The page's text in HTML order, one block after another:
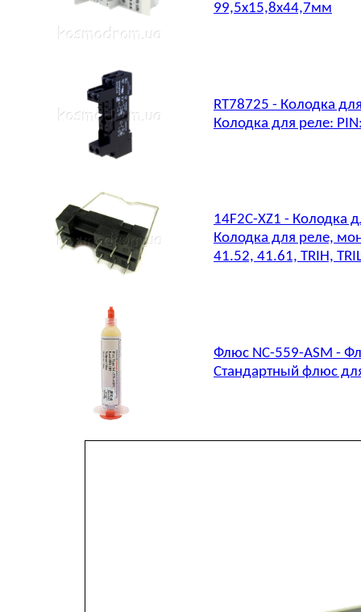
99,5x15,8x44,7мм
RT78725 - Колодка
Колодка для реле:
14F2C-XZ1 - Колодка
Колодка для реле,
41.52, 41.61, TRIH,
Флюс NC-559-ASM -
Стандартный флюс